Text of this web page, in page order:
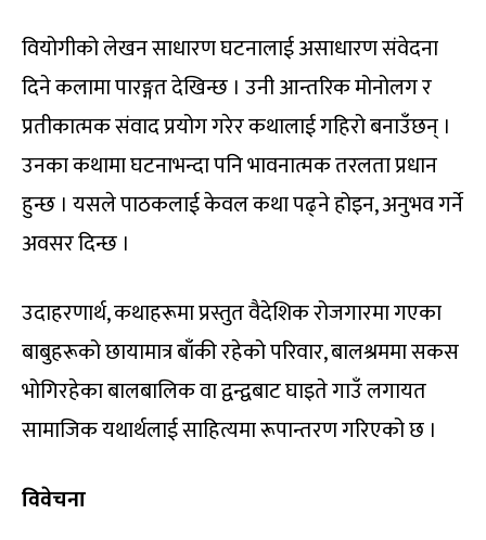
वियोगीको लेखन साधारण घटनालाई असाधारण संवेदना
दिने कलामा पारङ्गत देखिन्छ । उनी आन्तरिक मोनोलग र
प्रतीकात्मक संवाद प्रयोग गरेर कथालाई गहिरो बनाउँछन् ।
उनका कथामा घटनाभन्दा पनि भावनात्मक तरलता प्रधान
हुन्छ । यसले पाठकलाई केवल कथा पढ्ने होइन, अनुभव गर्ने
अवसर दिन्छ ।
उदाहरणार्थ, कथाहरूमा प्रस्तुत वैदेशिक रोजगारमा गएका
बाबुहरूको छायामात्र बाँकी रहेको परिवार, बालश्रममा सकस
भोगिरहेका बालबालिक वा द्वन्द्वबाट घाइते गाउँ लगायत
सामाजिक यथार्थलाई साहित्यमा रूपान्तरण गरिएको छ ।
विवेचना